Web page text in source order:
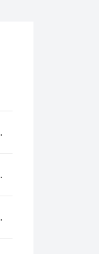
分析
解析
源分析